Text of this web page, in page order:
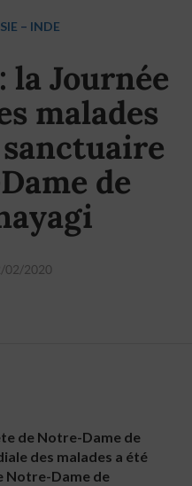
– INDE
la Journée
malades
de
02/2020
de Notre-Dame de
des malades a été
Notre-Dame de